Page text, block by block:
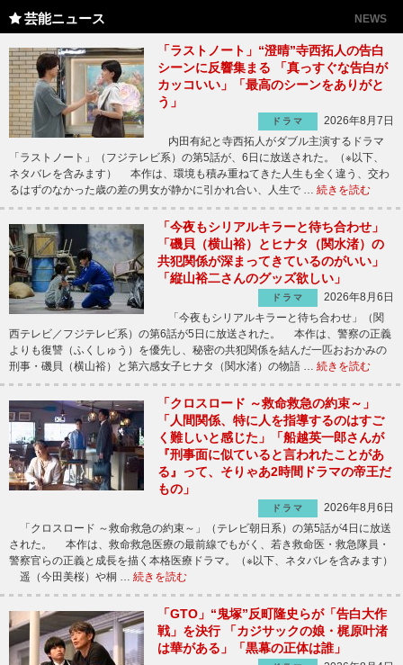
芸能ニュース NEWS
「ラストノート」“澄晴”寺西拓人の告白
シーンに反響集まる 「真っすぐな告白が
カッコいい」「最高のシーンをありがと
う」
ドラマ
2026年8月7日
内田有紀と寺西拓人がダブル主演するドラマ
「ラストノート」（フジテレビ系）の第5話が、6日に放送された。（※以下、
ネタバレを含みます） 本作は、環境も積み重ねてきた人生も全く違う、交わ
るはずのなかった歳の差の男女が静かに引かれ合い、人生で … 続きを読む
「今夜もシリアルキラーと待ち合わせ」
「磯貝（横山裕）とヒナタ（関水渚）の
共犯関係が深まってきているのがいい」
「縦山裕二さんのグッズ欲しい」
ドラマ
2026年8月6日
「今夜もシリアルキラーと待ち合わせ」（関
西テレビ／フジテレビ系）の第6話が5日に放送された。 本作は、警察の正義
よりも復讐（ふくしゅう）を優先し、秘密の共犯関係を結んだ一匹おおかみの
刑事・磯貝（横山裕）と第六感女子ヒナタ（関水渚）の物語 … 続きを読む
「クロスロード ～救命救急の約束～」
「人間関係、特に人を指導するのはすご
く難しいと感じた」「船越英一郎さんが
『刑事面に似ていると言われたことがあ
る』って、そりゃあ2時間ドラマの帝王だ
もの」
ドラマ
2026年8月6日
「クロスロード ～救命救急の約束～」（テレビ朝日系）の第5話が4日に放送
された。 本作は、救命救急医療の最前線でもがく、若き救命医・救急隊員・
警察官らの正義と成長を描く本格医療ドラマ。（※以下、ネタバレを含みます）
遥（今田美桜）や桐 … 続きを読む
「GTO」“鬼塚”反町隆史らが「告白大作
戦」を決行 「カジサックの娘・梶原叶渚
は華がある」「黒幕の正体は誰」